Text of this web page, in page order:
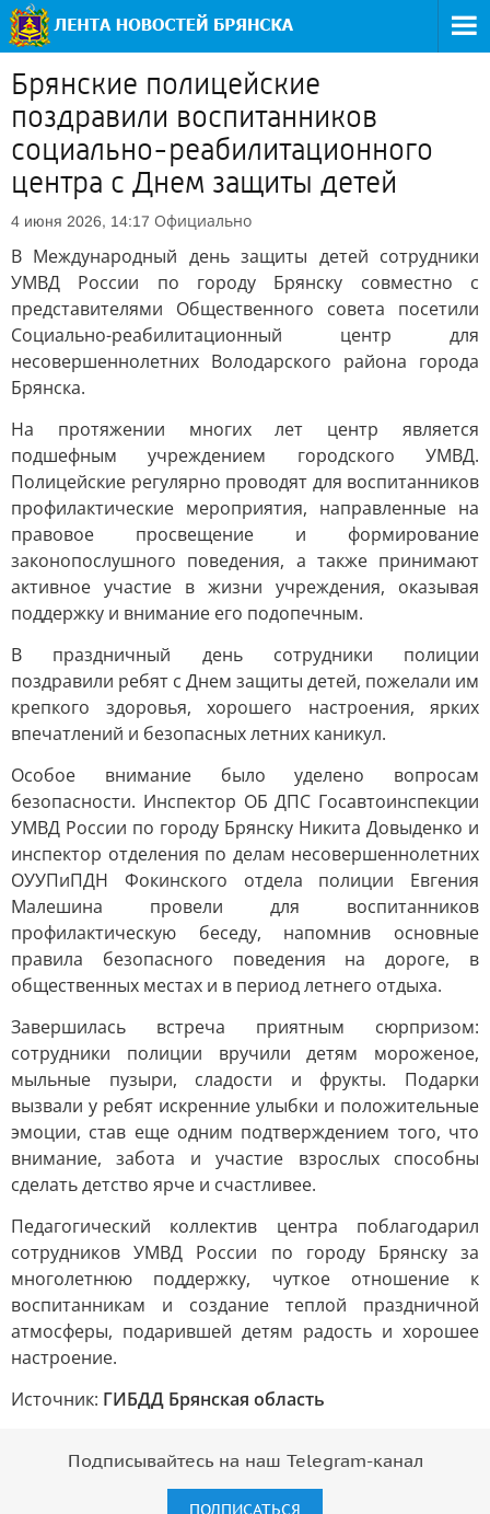
Брянские полицейские
поздравили воспитанников
социально-реабилитационного
центра с Днем защиты детей
4 июня 2026, 14:17 Официально
В Международный день защиты детей сотрудники
УМВД России по городу Брянску совместно с
представителями Общественного совета посетили
Социально-реабилитационный центр для
несовершеннолетних Володарского района города
Брянска.
На протяжении многих лет центр является
подшефным учреждением городского УМВД.
Полицейские регулярно проводят для воспитанников
профилактические мероприятия, направленные на
правовое просвещение и формирование
законопослушного поведения, а также принимают
активное участие в жизни учреждения, оказывая
поддержку и внимание его подопечным.
В праздничный день сотрудники полиции
поздравили ребят с Днем защиты детей, пожелали им
крепкого здоровья, хорошего настроения, ярких
впечатлений и безопасных летних каникул.
Особое внимание было уделено вопросам
безопасности. Инспектор ОБ ДПС Госавтоинспекции
УМВД России по городу Брянску Никита Довыденко и
инспектор отделения по делам несовершеннолетних
ОУУПиПДН Фокинского отдела полиции Евгения
Малешина провели для воспитанников
профилактическую беседу, напомнив основные
правила безопасного поведения на дороге, в
общественных местах и в период летнего отдыха.
Завершилась встреча приятным сюрпризом:
сотрудники полиции вручили детям мороженое,
мыльные пузыри, сладости и фрукты. Подарки
вызвали у ребят искренние улыбки и положительные
эмоции, став еще одним подтверждением того, что
внимание, забота и участие взрослых способны
сделать детство ярче и счастливее.
Педагогический коллектив центра поблагодарил
сотрудников УМВД России по городу Брянску за
многолетнюю поддержку, чуткое отношение к
воспитанникам и создание теплой праздничной
атмосферы, подарившей детям радость и хорошее
настроение.
Источник: ГИБДД Брянская область
Подписывайтесь на наш Telegram-канал
ПОДПИСАТЬСЯ